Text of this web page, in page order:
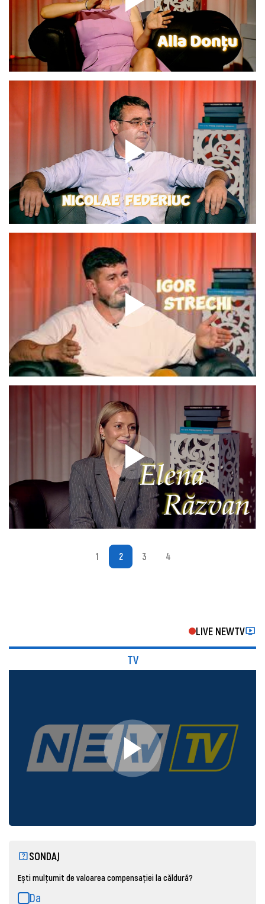
1 2 3 4
LIVE NEWTV
TV
SONDAJ
Ești mulțumit de valoarea compensației la căldură?
Da